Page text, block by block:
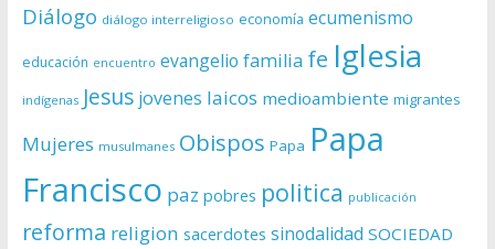
Diálogo diálogo interreligioso economía ecumenismo
educación encuentro evangelio familia fe Iglesia
indígenas Jesus jovenes laicos medioambiente migrantes
Mujeres musulmanes Obispos Papa Papa
Francisco paz pobres politica publicación
reforma religion sacerdotes sinodalidad SOCIEDAD